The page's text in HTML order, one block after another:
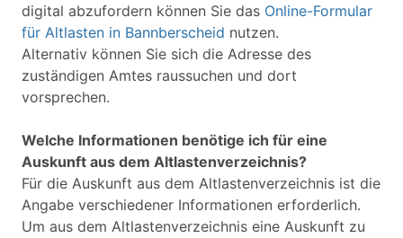
digital abzufordern können Sie das Online-Formular
für Altlasten in Bannberscheid nutzen.
Alternativ können Sie sich die Adresse des
zuständigen Amtes raussuchen und dort
vorsprechen.
Welche Informationen benötige ich für eine
Auskunft aus dem Altlastenverzeichnis?
Für die Auskunft aus dem Altlastenverzeichnis ist die
Angabe verschiedener Informationen erforderlich.
Um aus dem Altlastenverzeichnis eine Auskunft zu